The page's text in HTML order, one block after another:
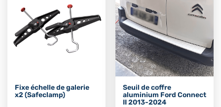
Fixe échelle de galerie
x2 (Safeclamp)
Seuil de coffre
aluminium Ford Connect
II 2013-2024